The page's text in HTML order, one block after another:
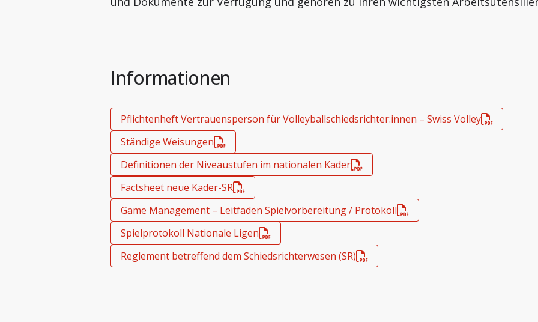
Informationen
Pflichtenheft Vertrauensperson für Volleyballschiedsrichter:innen – Swiss Volley
Ständige Weisungen
Definitionen der Niveaustufen im nationalen Kader
Factsheet neue Kader-SR
Game Management – Leitfaden Spielvorbereitung / Protokoll
Spielprotokoll Nationale Ligen
Reglement betreffend dem Schiedsrichterwesen (SR)